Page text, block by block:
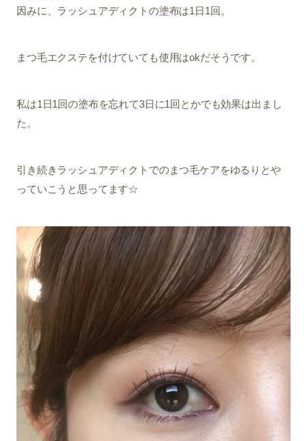
因みに、ラッシュアディクトの塗布は1日1回。
まつ毛エクステを付けていても使用はokだそうです。
私は1日1回の塗布を忘れて3日に1回とかでも効果は出まし
た。
引き続きラッシュアディクトでのまつ毛ケアをゆるりとや
っていこうと思ってます☆